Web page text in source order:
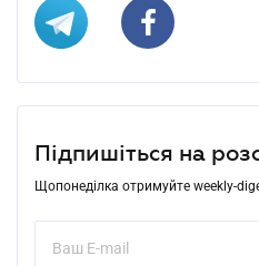
Підпишіться на
Щопонеділка отримуйте weekly-